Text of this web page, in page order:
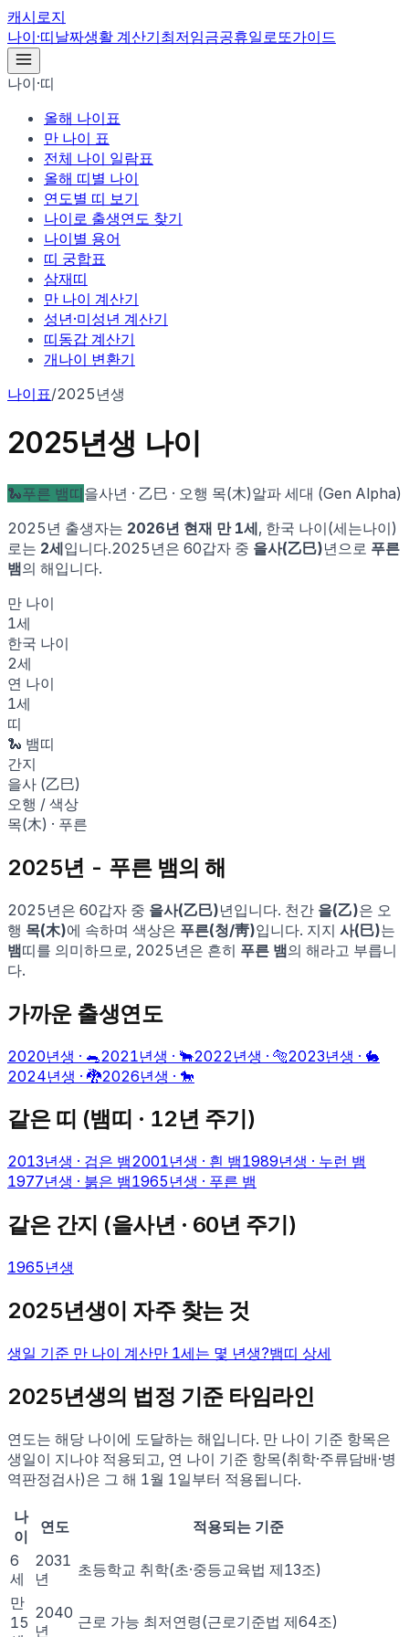
캐시로지
나이·띠날짜생활 계산기최저임금공휴일로또가이드
나이·띠
올해 나이표
만 나이 표
전체 나이 일람표
올해 띠별 나이
연도별 띠 보기
나이로 출생연도 찾기
나이별 용어
띠 궁합표
삼재띠
만 나이 계산기
성년·미성년 계산기
띠동갑 계산기
개나이 변환기
나이표/2025년생
2025년생 나이
🐍푸른 뱀띠을사년 · 乙巳 · 오행 목(木)알파 세대 (Gen Alpha)
2025 년 출생자는 2026년 현재 만 1세, 한국 나이(세는나이)
로는 2세입니다.2025 년은 60갑자 중 을사(乙巳)년으로 푸른
뱀의 해입니다.
만 나이
1세
한국 나이
2세
연 나이
1세
띠
🐍 뱀띠
간지
을사 (乙巳)
오행 / 색상
목(木) · 푸른
2025년 - 푸른 뱀의 해
2025 년은 60갑자 중 을사(乙巳)년입니다. 천간 을(乙)은 오
행 목(木)에 속하며 색상은 푸른(청/靑)입니다. 지지 사(巳)는
뱀띠를 의미하므로, 2025 년은 흔히 푸른 뱀의 해라고 부릅니
다.
가까운 출생연도
2020년생 · 🐀2021년생 · 🐂2022 년생 · 🐅2023년생 · 🐇
2024년생 · 🐉2026년생 · 🐎
같은 띠 (뱀띠 · 12년 주기)
2013년생 · 검은 뱀2001년생 · 흰 뱀1989년생 · 누런 뱀
1977년생 · 붉은 뱀1965 년생 · 푸른 뱀
같은 간지 (을사년 · 60년 주기)
1965 년생
2025년생이 자주 찾는 것
생일 기준 만 나이 계산만 1세는 몇 년생?뱀띠 상세
2025년생의 법정 기준 타임라인
연도는 해당 나이에 도달하는 해입니다. 만 나이 기준 항목은
생일이 지나야 적용되고, 연 나이 기준 항목(취학·주류담배·병
역판정검사)은 그 해 1월 1일부터 적용됩니다.
나
이
연도
적용되는 기준
6
세
2031
년
초등학교 취학(초·중등교육법 제13조)
만
15
2040
년
근로 가능 최저연령(근로기준법 제64조)